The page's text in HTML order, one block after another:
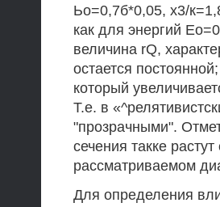
Ьо=0,7б*0,05, х3/
как для энергий
величина rQ,
остается
который
Т.е. в
"прозрачными".
сечения такке
рассматриваемом
Для определения